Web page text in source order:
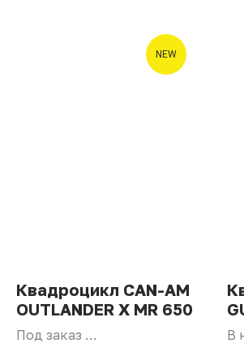
NEW
Квадроцикл СAN-AM
OUTLANDER X MR 650
Под заказ В